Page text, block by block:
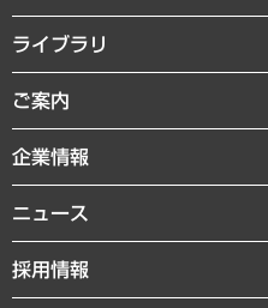
経営戦略
組織・人事戦略
デジタルイノベーション
共生・ダイバーシティ
GRC（ガバナンス・リスク・コンプラ
経済・産業・雇用・労働
ライブラリ
経済調査
レポート
コラム
経営用語集
受託・受注実績（官公庁関連）
ご案内
セミナー・イベント情報
MUFGビジネスセミナー
受託案件情報
企業情報
私たちの想い
社長メッセージ
会社概要
ニュース
ニュースリリース
お知らせ
採用情報